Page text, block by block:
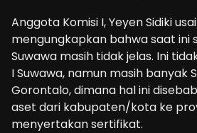
Anggota Komisi I, Yeyen Sidiki
mengungkapkan bahwa saat ini
Suwawa masih tidak jelas. Ini
I Suwawa, namun masih banyak
Gorontalo, dimana hal ini
aset dari kabupaten/kota ke
menyertakan sertifikat.